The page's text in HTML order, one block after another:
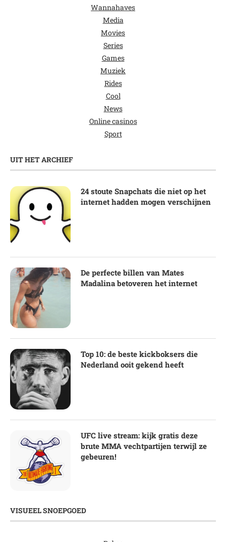
Wannahaves
Media
Movies
Series
Games
Muziek
Rides
Cool
News
Online casinos
Sport
UIT HET ARCHIEF
24 stoute Snapchats die niet op het
internet hadden mogen verschijnen
De perfecte billen van Mates
Madalina betoveren het internet
Top 10: de beste kickboksers die
Nederland ooit gekend heeft
UFC live stream: kijk gratis deze
brute MMA vechtpartijen terwijl ze
gebeuren!
VISUEEL SNOEPGOED